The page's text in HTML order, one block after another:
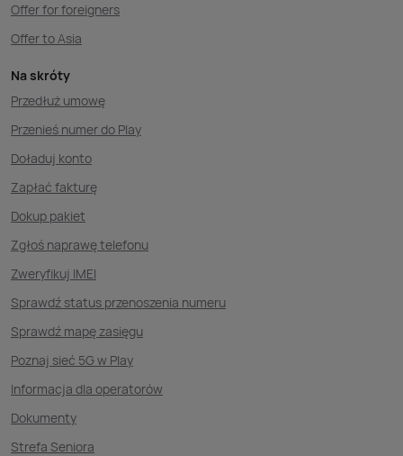
Offer for foreigners
Offer to Asia
Na skróty
Przedłuż umowę
Przenieś numer do Play
Doładuj konto
Zapłać fakturę
Dokup pakiet
Zgłoś naprawę telefonu
Zweryfikuj IMEI
Sprawdź status przenoszenia numeru
Sprawdź mapę zasięgu
Poznaj sieć 5G w Play
Informacja dla operatorów
Dokumenty
Strefa Seniora